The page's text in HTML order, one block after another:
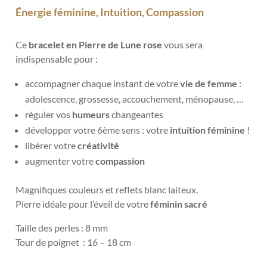
Énergie féminine, Intuition, Compassion
Ce bracelet en Pierre de Lune rose vous sera
indispensable pour :
accompagner chaque instant de votrevie de femme :
adolescence, grossesse, accouchement, ménopause, …
réguler vos humeurschangeantes
développer votre 6ème sens : votre intuition féminine !
libérer votrecréativité
augmenter votrecompassion
Magnifiques couleurs et reflets blanc laiteux.
Pierre idéale pour l’éveil de votreféminin sacré
Taille des perles : 8 mm
Tour de poignet : 16 – 18 cm